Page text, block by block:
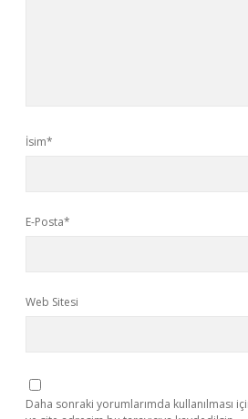
İsim*
E-Posta*
Web Sitesi
Daha sonraki yorumlarımda kullanılması